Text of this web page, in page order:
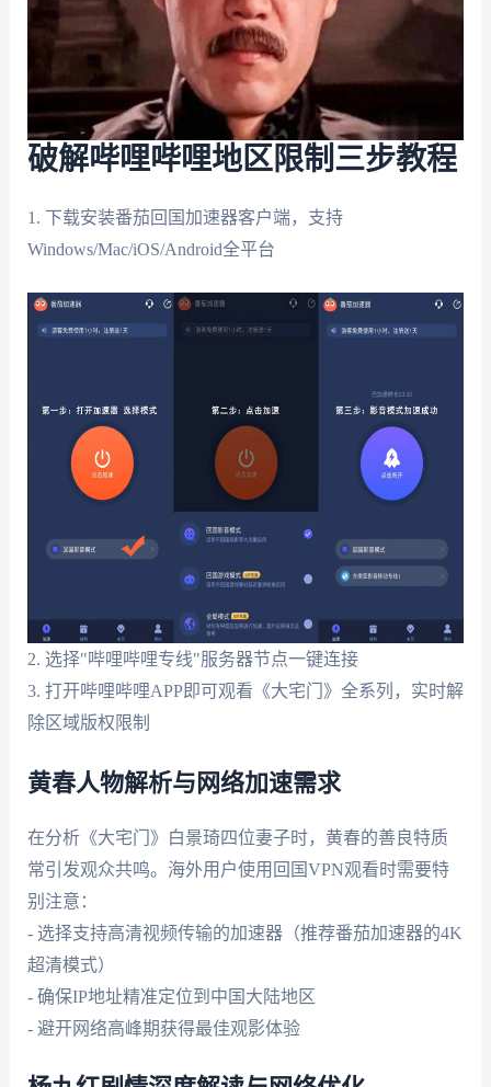
破解哔哩哔哩地区限制三步教程
1. 下载安装番茄回国加速器客户端，支持
Windows/Mac/iOS/Android全平台
2. 选择"哔哩哔哩专线"服务器节点一键连接
3. 打开哔哩哔哩APP即可观看《大宅门》全系列，实时解
除区域版权限制
黄春人物解析与网络加速需求
在分析《大宅门》白景琦四位妻子时，黄春的善良特质
常引发观众共鸣。海外用户使用回国VPN观看时需要特
别注意：
- 选择支持高清视频传输的加速器（推荐番茄加速器的4K
超清模式）
- 确保IP地址精准定位到中国大陆地区
- 避开网络高峰期获得最佳观影体验